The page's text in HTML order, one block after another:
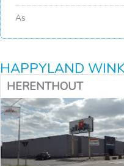
As
HAPPYLAND
HERENTHOUT